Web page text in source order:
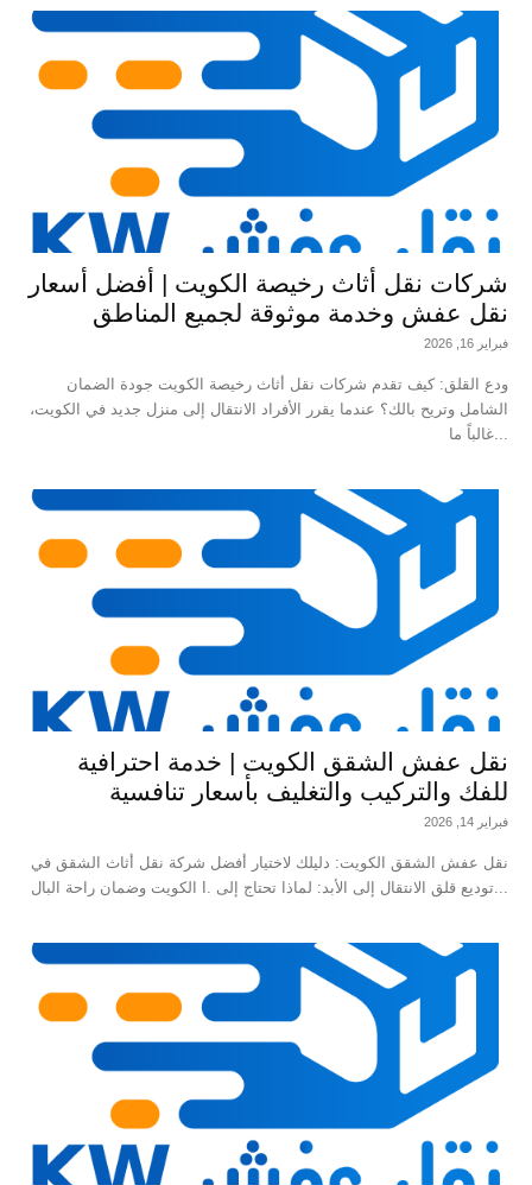
شركات نقل أثاث رخيصة الكويت | أفضل أسعار
نقل عفش وخدمة موثوقة لجميع المناطق
فبراير 16, 2026
الشامل وتريح بالك؟ عندما يقرر الأفراد الانتقال إلى منزل جديد في الكويت،
نقل عفش الشقق الكويت | خدمة احترافية
للفك والتركيب والتغليف بأسعار تنافسية
فبراير 14, 2026
نقل عفش الشقق الكويت: دليلك لاختيار أفضل شركة نقل أثاث الشقق في